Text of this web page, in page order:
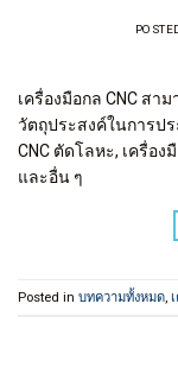
เครื่องมือกล CNC สา
วัตถุประสงค์ในการป
CNC ตัดโลหะ, เครื่อง
และอื่น ๆ
Posted in บทความทั้งหมด,